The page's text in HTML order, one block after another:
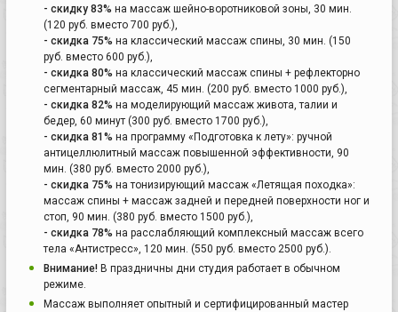
- скидку 83% на массаж шейно-воротниковой зоны, 30 мин.
(120 руб. вместо 700 руб.),
- скидка 75% на классический массаж спины, 30 мин. (150
руб. вместо 600 руб.),
- скидка 80% на классический массаж спины + рефлекторно
сегментарный массаж, 45 мин. (200 руб. вместо 1000 руб.),
- скидка 82% на моделирующий массаж живота, талии и
бедер, 60 минут (300 руб. вместо 1700 руб.),
- скидка 81% на программу «Подготовка к лету»: ручной
антицеллюлитный массаж повышенной эффективности, 90
мин. (380 руб. вместо 2000 руб.),
- скидка 75% на тонизирующий массаж «Летящая походка»:
массаж спины + массаж задней и передней поверхности ног и
стоп, 90 мин. (380 руб. вместо 1500 руб.),
- скидка 78% на расслабляющий комплексный массаж всего
тела «Антистресс», 120 мин. (550 руб. вместо 2500 руб.).
Внимание! В праздничны дни студия работает в обычном
режиме.
Массаж выполняет опытный и сертифицированный мастер